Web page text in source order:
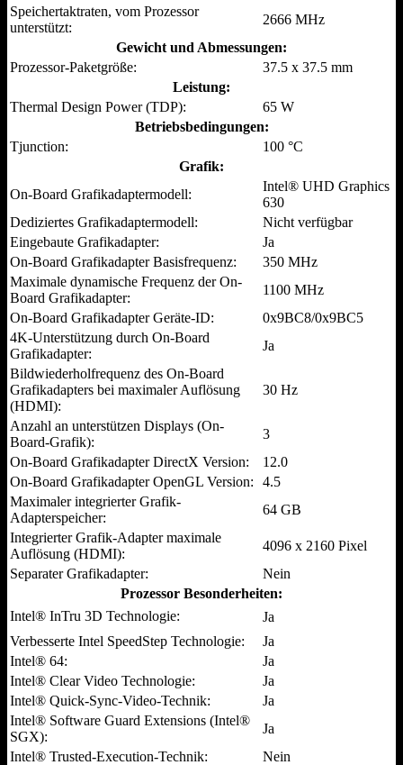
Speichertaktraten, vom Prozessor
unterstützt:
2666 MHz
Gewicht und Abmessungen:
Prozessor-Paketgröße:
37.5 x 37.5 mm
Leistung:
Thermal Design Power (TDP):
65 W
Betriebsbedingungen:
Tjunction:
100 °C
Grafik:
On-Board Grafikadaptermodell:
Intel® UHD Graphics
630
Dediziertes Grafikadaptermodell:
Nicht verfügbar
Eingebaute Grafikadapter:
Ja
On-Board Grafikadapter Basisfrequenz:
350 MHz
Maximale dynamische Frequenz der On-
Board Grafikadapter:
1100 MHz
On-Board Grafikadapter Geräte-ID:
0x9BC8/0x9BC5
4K-Unterstützung durch On-Board
Grafikadapter:
Ja
Bildwiederholfrequenz des On-Board
Grafikadapters bei maximaler Auflösung
(HDMI):
30 Hz
Anzahl an unterstützen Displays (On-
Board-Grafik):
3
On-Board Grafikadapter DirectX Version:
12.0
On-Board Grafikadapter OpenGL Version:
4.5
Maximaler integrierter Grafik-
Adapterspeicher:
64 GB
Integrierter Grafik-Adapter maximale
Auflösung (HDMI):
4096 x 2160 Pixel
Separater Grafikadapter:
Nein
Prozessor Besonderheiten:
Intel® InTru 3D Technologie:
Ja
Verbesserte Intel SpeedStep Technologie:
Ja
Intel® 64:
Ja
Intel® Clear Video Technologie:
Ja
Intel® Quick-Sync-Video-Technik:
Ja
Intel® Software Guard Extensions (Intel®
SGX):
Ja
Intel® Trusted-Execution-Technik:
Nein